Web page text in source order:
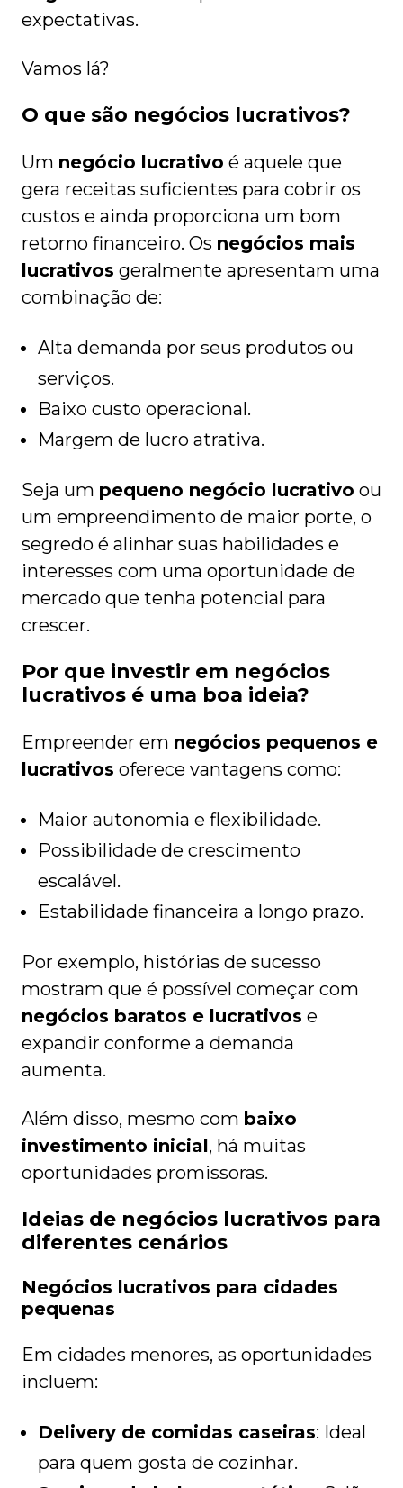
expectativas.
Vamos lá?
O que são negócios lucrativos?
Um negócio lucrativo é aquele que
gera receitas suficientes para cobrir os
custos e ainda proporciona um bom
retorno financeiro. Os negócios mais
lucrativos geralmente apresentam uma
combinação de:
Alta demanda por seus produtos ou
serviços.
Baixo custo operacional.
Margem de lucro atrativa.
Seja um pequeno negócio lucrativo ou
um empreendimento de maior porte, o
segredo é alinhar suas habilidades e
interesses com uma oportunidade de
mercado que tenha potencial para
crescer.
Por que investir em negócios
lucrativos é uma boa ideia?
Empreender em negócios pequenos e
lucrativos oferece vantagens como:
Maior autonomia e flexibilidade.
Possibilidade de crescimento
escalável.
Estabilidade financeira a longo prazo.
Por exemplo, histórias de sucesso
mostram que é possível começar com
negócios baratos e lucrativos e
expandir conforme a demanda
aumenta.
Além disso, mesmo com baixo
investimento inicial, há muitas
oportunidades promissoras.
Ideias de negócios lucrativos para
diferentes cenários
Negócios lucrativos para cidades
pequenas
Em cidades menores, as oportunidades
incluem:
Delivery de comidas caseiras: Ideal
para quem gosta de cozinhar.